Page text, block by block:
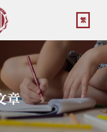
繁
章